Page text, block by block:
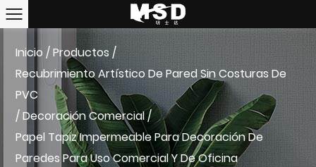
Inicio /Productos /
Recubrimiento Artístico De Pared Sin Costuras De
PVC
/Decoración Comercial/
Papel Tapiz Impermeable Para Decoración De
Paredes Para Uso Comercial Y De Oficina